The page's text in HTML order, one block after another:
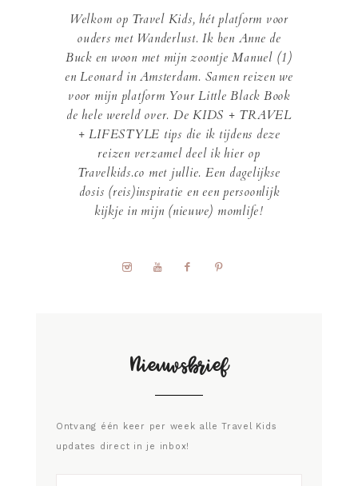
Welkom op Travel Kids, hét platform voor
ouders met Wanderlust. Ik ben Anne de
Buck en woon met mijn zoontje Manuel (1)
en Leonard in Amsterdam. Samen reizen we
voor mijn platform Your Little Black Book
de hele wereld over. De KIDS + TRAVEL
+ LIFESTYLE tips die ik tijdens deze
reizen verzamel deel ik hier op
Travelkids.co met jullie. Een dagelijkse
dosis (reis)inspiratie en een persoonlijk
kijkje in mijn (nieuwe) momlife!
Nieuwsbrief
Ontvang één keer per week alle Travel Kids
updates direct in je inbox!